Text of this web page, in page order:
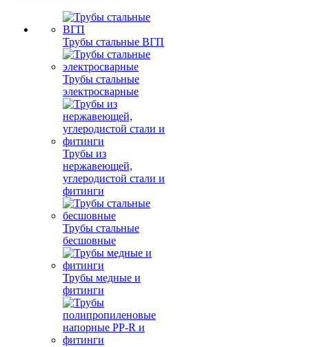
Трубы стальные ВГП
Трубы стальные
электросварные
Трубы из
нержавеющей,
углеродистой стали и
фитинги
Трубы стальные
бесшовные
Трубы медные и
фитинги